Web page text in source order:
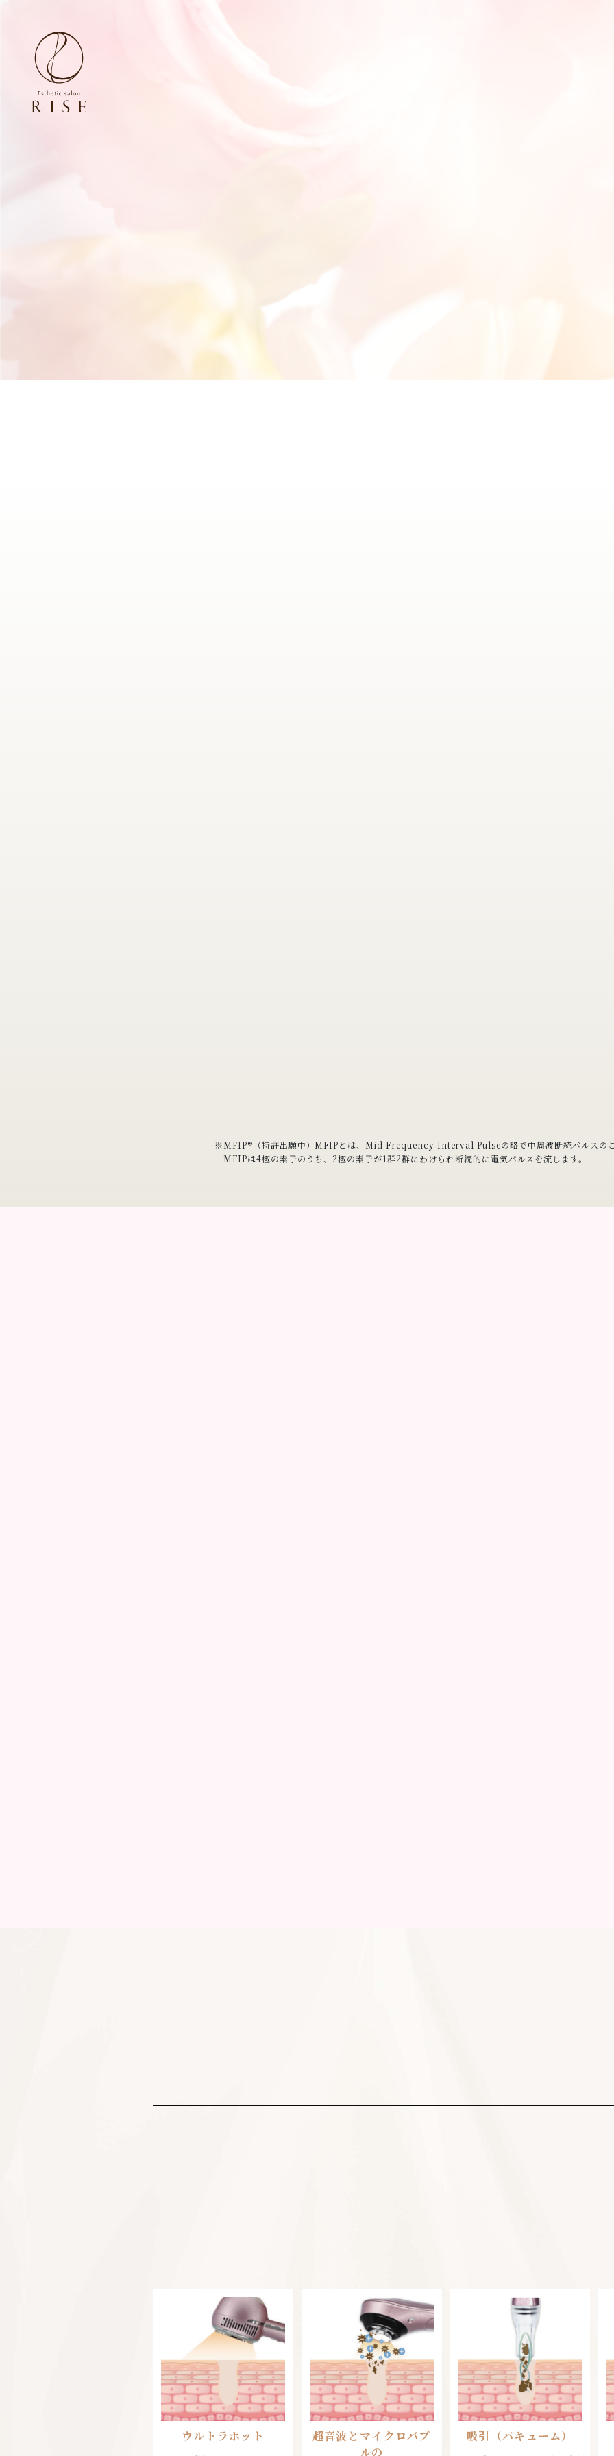
※MFIP®（特許出願中）MFIPとは、Mid Frequency Interval Pulseの略で中周波断続パルスのこ
MFIPは4極の素子のうち、2極の素子が1群2群にわけられ断続的に電気パルスを流します。
ウルトラホット
超音波とマイクロバブ
ルの
吸引（バキューム）